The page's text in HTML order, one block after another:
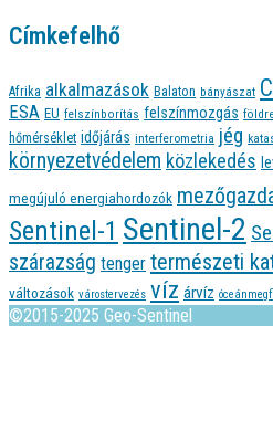
Címkefelhő
Afrika alkalmazások Balaton bányászat
ESA EU felszínborítás felszínmozgás
hőmérséklet időjárás interferometria jég
környezetvédelem közlekedés
megújuló energiahordozók
Sentinel-1 Sentinel-2
szárazság tenger természeti
változások várostervezés víz árvíz
©2015-2025 Geo-Sentinel